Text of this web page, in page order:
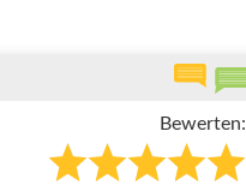
Bewerten: